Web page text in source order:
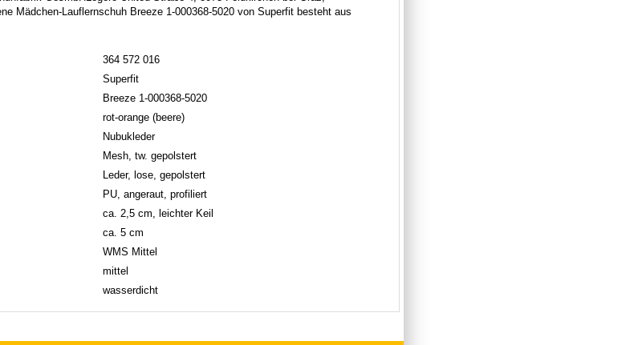
Mädchen-Lauflernschuh Breeze 1-000368-5020 von Superfit besteht aus
364 572 016
Superfit
Breeze 1-000368-5020
rot-orange (beere)
Nubukleder
Mesh, tw. gepolstert
Leder, lose, gepolstert
PU, angeraut, profiliert
ca. 2,5 cm, leichter Keil
ca. 5 cm
WMS Mittel
mittel
wasserdicht